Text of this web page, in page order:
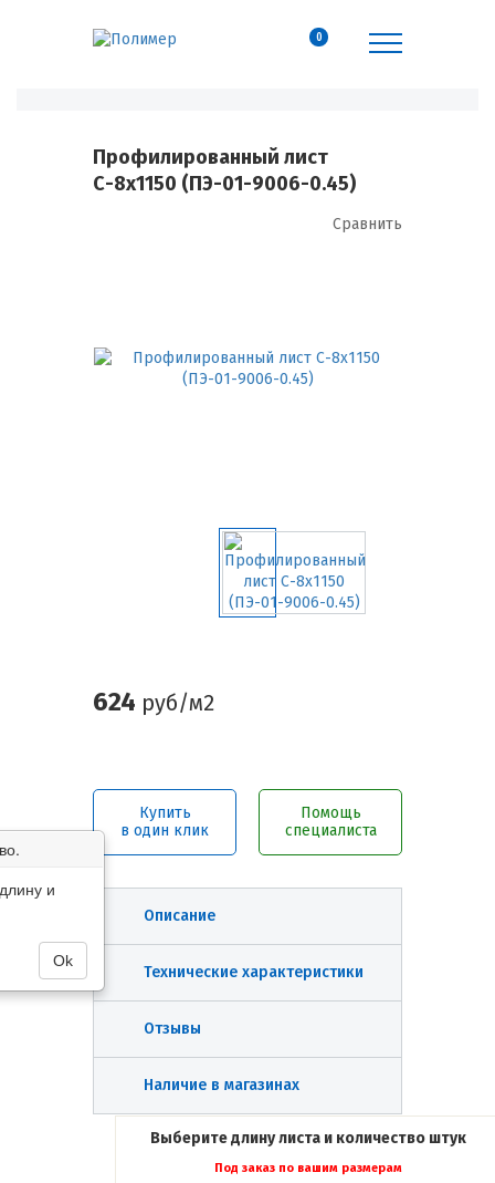
0
Профилированный лист
С-8х1150 (ПЭ-01-9006-0.45)
Сравнить
624 руб/м2
Купить
в один клик
Помощь
специалиста
Описание
Технические характеристики
Отзывы
Наличие в магазинах
Выберите длину листа и количество штук
Под заказ по вашим размерам
и
Ok